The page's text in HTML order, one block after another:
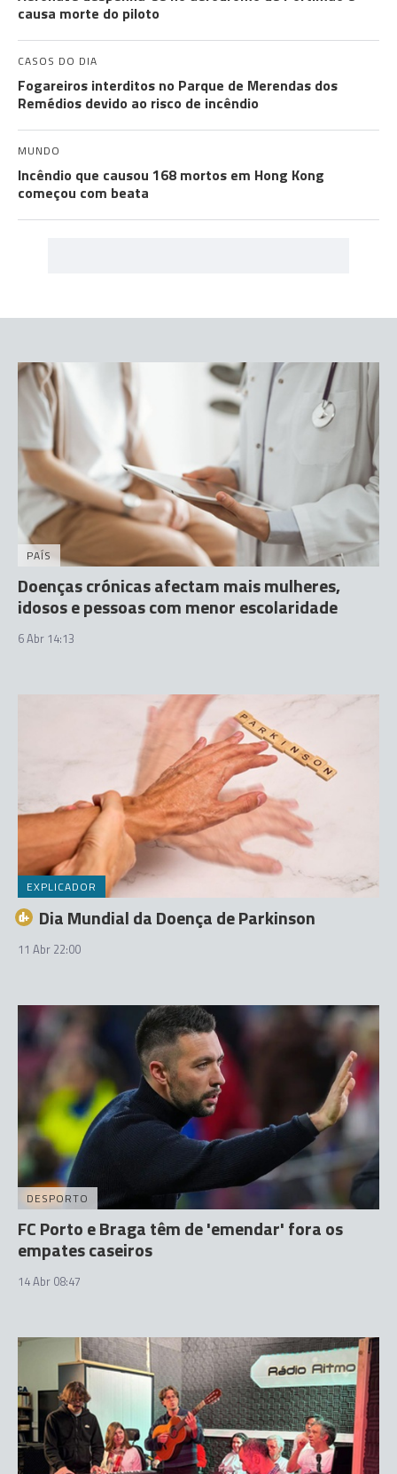
causa morte do piloto
CASOS DO DIA
Fogareiros interditos no Parque de Merendas dos
Remédios devido ao risco de incêndio
MUNDO
Incêndio que causou 168 mortos em Hong Kong
começou com beata
PAÍS
Doenças crónicas afectam mais mulheres,
idosos e pessoas com menor escolaridade
6 Abr 14:13
EXPLICADOR
Dia Mundial da Doença de Parkinson
11 Abr 22:00
DESPORTO
FC Porto e Braga têm de 'emendar' fora os
empates caseiros
14 Abr 08:47